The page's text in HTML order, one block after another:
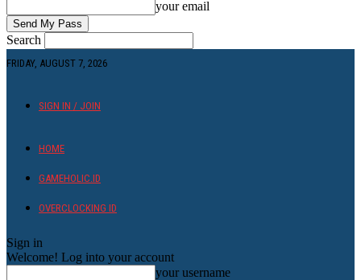
your email
Search
FRIDAY, AUGUST 7, 2026
SIGN IN / JOIN
HOME
GAMEHOLIC.ID
OVERCLOCKING ID
Sign in
Welcome! Log into your account
your username